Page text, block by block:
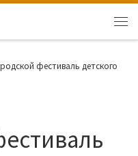
фестиваль детского